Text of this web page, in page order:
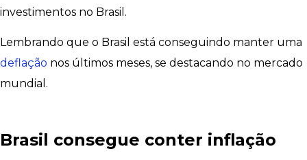
investimentos no Brasil.
Lembrando que o Brasil está conseguindo manter uma
deflação nos últimos meses, se destacando no mercado
mundial.
Brasil consegue conter inflação